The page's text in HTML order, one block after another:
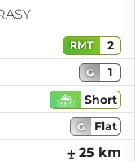
RMT
2
G
1
Short
G
Flat
⨦ 25 km